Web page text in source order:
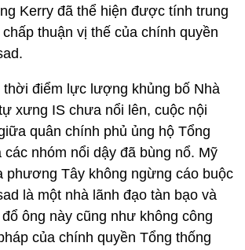
Kerry đã thể hiện được tính trung
thuận vị thế của chính quyền
thời điểm lực lượng khủng bố Nhà
xưng IS chưa nổi lên, cuộc nội
quân chính phủ ủng hộ Tổng
các nhóm nổi dậy đã bùng nổ. Mỹ
phương Tây không ngừng cáo buộc
là một nhà lãnh đạo tàn bạo và
ông này cũng như không công
của chính quyền Tổng thống